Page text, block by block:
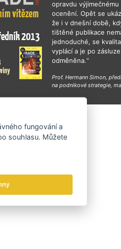
opravdu výjimečnému
ocenění. Opět se
že i v dnešní době,
tištěné publikace
jednoduché, se kvalita
vyplácí a je po zásluze
odměněna.“
Prof. Hermann Simon,
na podnikové strategie,
fungování a
souhlasu. Můžete